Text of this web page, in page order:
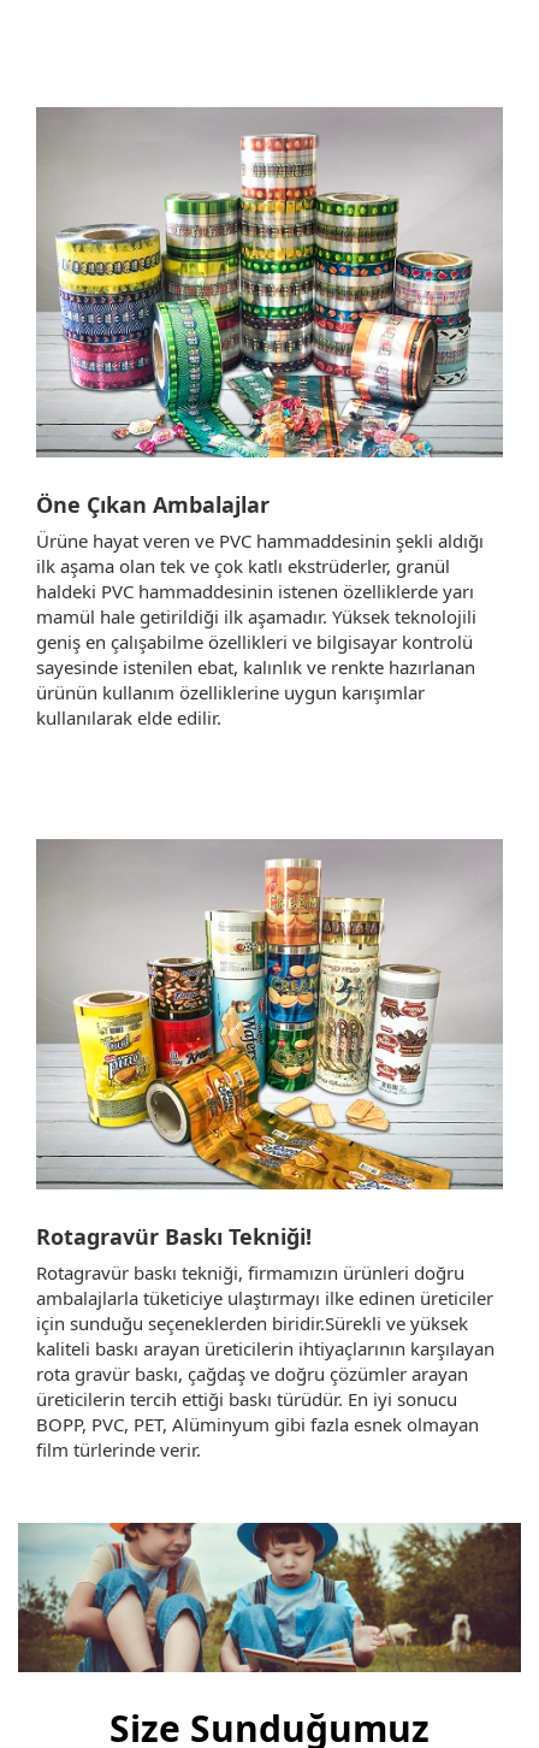
Öne Çıkan Ambalajlar
Ürüne hayat veren ve PVC hammaddesinin şekli aldığı
ilk aşama olan tek ve çok katlı ekstrüderler, granül
haldeki PVC hammaddesinin istenen özelliklerde yarı
mamül hale getirildiği ilk aşamadır. Yüksek teknolojili
geniş en çalışabilme özellikleri ve bilgisayar kontrolü
sayesinde istenilen ebat, kalınlık ve renkte hazırlanan
ürünün kullanım özelliklerine uygun karışımlar
kullanılarak elde edilir.
Rotagravür Baskı Tekniği!
Rotagravür baskı tekniği, firmamızın ürünleri doğru
ambalajlarla tüketiciye ulaştırmayı ilke edinen üreticiler
için sunduğu seçeneklerden biridir.Sürekli ve yüksek
kaliteli baskı arayan üreticilerin ihtiyaçlarının karşılayan
rota gravür baskı, çağdaş ve doğru çözümler arayan
üreticilerin tercih ettiği baskı türüdür. En iyi sonucu
BOPP, PVC, PET, Alüminyum gibi fazla esnek olmayan
film türlerinde verir.
Size Sunduğumuz